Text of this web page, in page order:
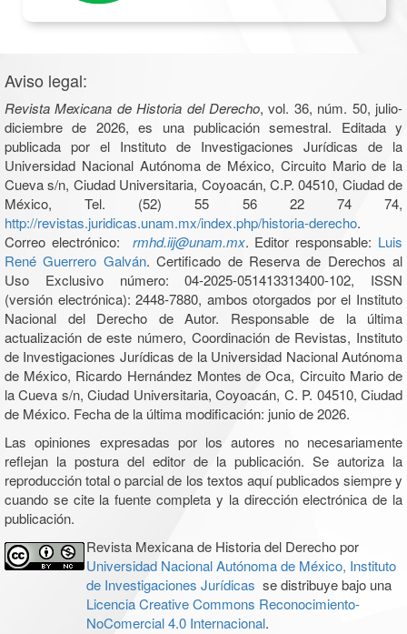
Aviso legal:
Revista Mexicana de Historia del Derecho, vol. 36, núm. 50, julio-
diciembre de 2026, es una publicación semestral. Editada y
publicada por el Instituto de Investigaciones Jurídicas de la
Universidad Nacional Autónoma de México, Circuito Mario de la
Cueva s/n, Ciudad Universitaria, Coyoacán, C.P. 04510, Ciudad de
México, Tel. (52) 55 56 22 74 74,
http://revistas.juridicas.unam.mx/index.php/historia-derecho.
Correo electrónico:
rmhd.iij@unam.mx. Editor responsable: Luis
René Guerrero Galván. Certificado de Reserva de Derechos al
Uso Exclusivo número: 04-2025-051413313400-102, ISSN
(versión electrónica): 2448-7880, ambos otorgados por el Instituto
Nacional del Derecho de Autor. Responsable de la última
actualización de este número, Coordinación de Revistas, Instituto
de Investigaciones Jurídicas de la Universidad Nacional Autónoma
de México, Ricardo Hernández Montes de Oca, Circuito Mario de
la Cueva s/n, Ciudad Universitaria, Coyoacán, C. P. 04510, Ciudad
de México. Fecha de la última modificación: junio de 2026.
Las opiniones expresadas por los autores no necesariamente
reflejan la postura del editor de la publicación. Se autoriza la
reproducción total o parcial de los textos aquí publicados siempre y
cuando se cite la fuente completa y la dirección electrónica de la
publicación.
Revista Mexicana de Historia del Derecho por
Universidad Nacional Autónoma de México, Instituto
de Investigaciones Jurídicas se distribuye bajo una
Licencia Creative Commons Reconocimiento-
NoComercial 4.0 Internacional.